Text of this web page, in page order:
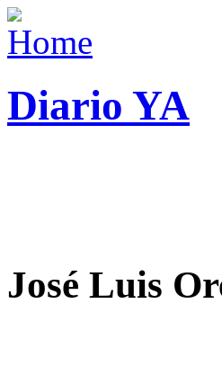
Diario YA
José Luis